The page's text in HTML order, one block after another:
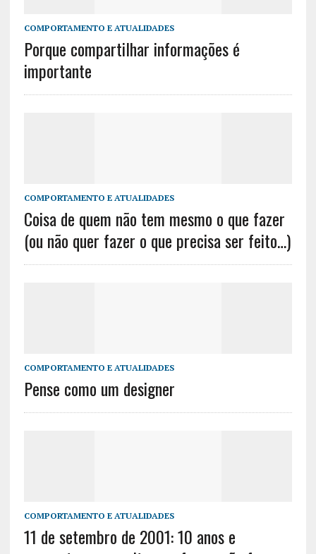
COMPORTAMENTO E ATUALIDADES
Porque compartilhar informações é
importante
COMPORTAMENTO E ATUALIDADES
Coisa de quem não tem mesmo o que fazer
(ou não quer fazer o que precisa ser feito…)
COMPORTAMENTO E ATUALIDADES
Pense como um designer
COMPORTAMENTO E ATUALIDADES
11 de setembro de 2001: 10 anos e